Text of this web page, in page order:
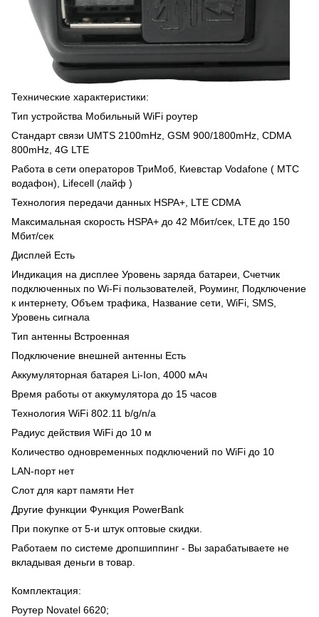
Технические характеристики:
Тип устройства Мобильный WiFi роутер
Стандарт связи UMTS 2100mHz, GSM 900/1800mHz, CDMA
800mHz, 4G LTE
Работа в сети операторов ТриМоб, Киевстар Vodafone ( МТС
водафон), Lifecell (лайф )
Технология передачи данных HSPA+, LTE CDMA
Максимальная скорость HSPA+ до 42 Мбит/сек, LTE до 150
Мбит/сек
Дисплей Есть
Индикация на дисплее Уровень заряда батареи, Счетчик
подключенных по Wi-Fi пользователей, Роуминг, Подключение
к интернету, Объем трафика, Название сети, WiFi, SMS,
Уровень сигнала
Тип антенны Встроенная
Подключение внешней антенны Есть
Аккумуляторная батарея Li-Ion, 4000 мАч
Время работы от аккумулятора до 15 часов
Технология WiFi 802.11 b/g/n/a
Радиус действия WiFi до 10 м
Количество одновременных подключений по WiFi до 10
LAN-порт нет
Слот для карт памяти Нет
Другие функции Функция PowerBank
При покупке от 5-и штук оптовые скидки.
Работаем по системе дропшиппинг - Вы зарабатываете не
вкладывая деньги в товар.
Комплектация:
Роутер Novatel 6620;